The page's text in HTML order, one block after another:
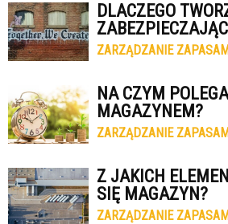
DLACZEGO
ZARZĄDZANIE
NA CZYM
MAGAZYNEM?
ZARZĄDZANIE
Z JAKICH
SIĘ MAGAZYN?
ZARZĄDZANIE